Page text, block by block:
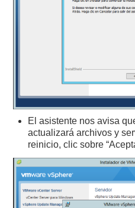
El asistente nos avisa
actualizará archivos y
reinicio, clic sobre